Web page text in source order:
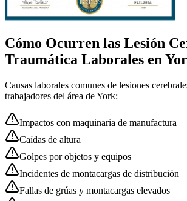
Cómo Ocurren las Lesión
Traumática Laborales en
Causas laborales comunes de lesiones
trabajadores del área deYork:
Impactos con maquinaria de manufactura
Caídas de altura
Golpes por objetos y equipos
Incidentes de montacargas de distribución
Fallas de grúas y montacargas elevados